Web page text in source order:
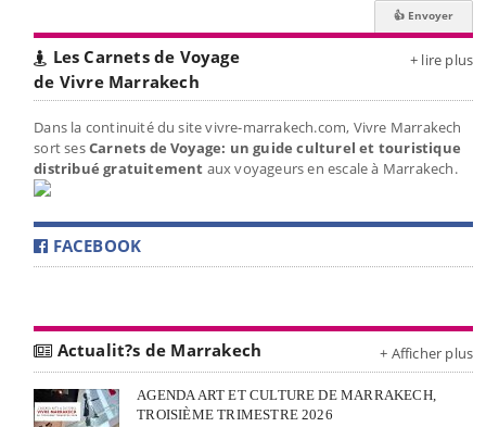
Les Carnets de Voyage
de Vivre Marrakech
+ lire plus
Dans la continuité du site vivre-marrakech.com, Vivre Marrakech
sort sesCarnets de Voyage: un guide culturel et touristique
distribué gratuitement aux voyageurs en escale à Marrakech.
FACEBOOK
Actualit?s de Marrakech + Afficher plus
AGENDA ART ET CULTURE DE MARRAKECH,
TROISIÈME TRIMESTRE 2026